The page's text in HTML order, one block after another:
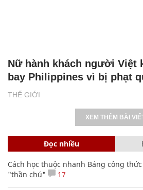
THẾ GIỚI
Nữ hành khách người Việt
bay Philippines vì bị phạt
XEM THÊM BÀI
Đọc nhiều
Cách học thuộc nhanh Bảng công
"thần chú"
17